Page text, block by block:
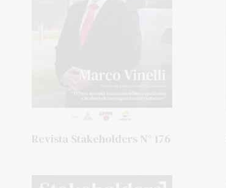
Revista Stakeholders N° 176